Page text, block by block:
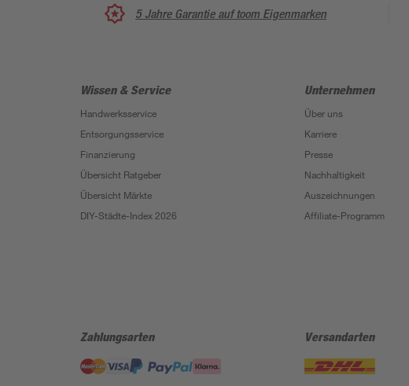
5 Jahre Garantie auf toom Eigenmarken
Wissen & Service
Handwerksservice
Entsorgungsservice
Finanzierung
Übersicht Ratgeber
Übersicht Märkte
DIY-Städte-Index 2026
Unternehmen
Über uns
Karriere
Presse
Nachhaltigkeit
Auszeichnungen
Affiliate-Programm
Zahlungsarten Versandarten